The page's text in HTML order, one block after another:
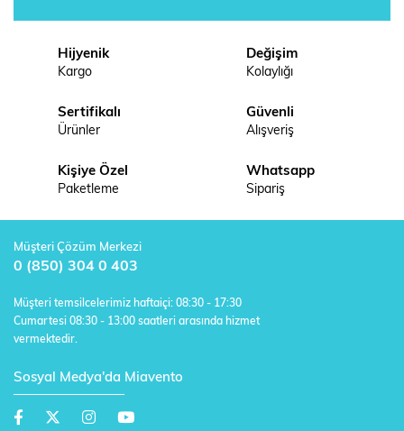
Hijyenik
Kargo
Değişim
Kolaylığı
Sertifikalı
Ürünler
Güvenli
Alışveriş
Kişiye Özel
Paketleme
Whatsapp
Sipariş
Müşteri Çözüm Merkezi
0 (850) 304 0 403
Müşteri temsilcelerimiz haftaiçi: 08:30 - 17:30
Cumartesi 08:30 - 13:00 saatleri arasında hizmet
vermektedir.
Sosyal Medya'da Miavento